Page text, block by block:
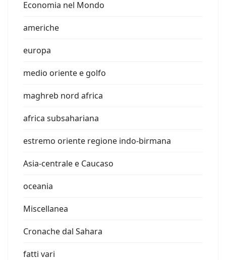
Economia nel Mondo
americhe
europa
medio oriente e golfo
maghreb nord africa
africa subsahariana
estremo oriente regione indo-birmana
Asia-centrale e Caucaso
oceania
Miscellanea
Cronache dal Sahara
fatti vari